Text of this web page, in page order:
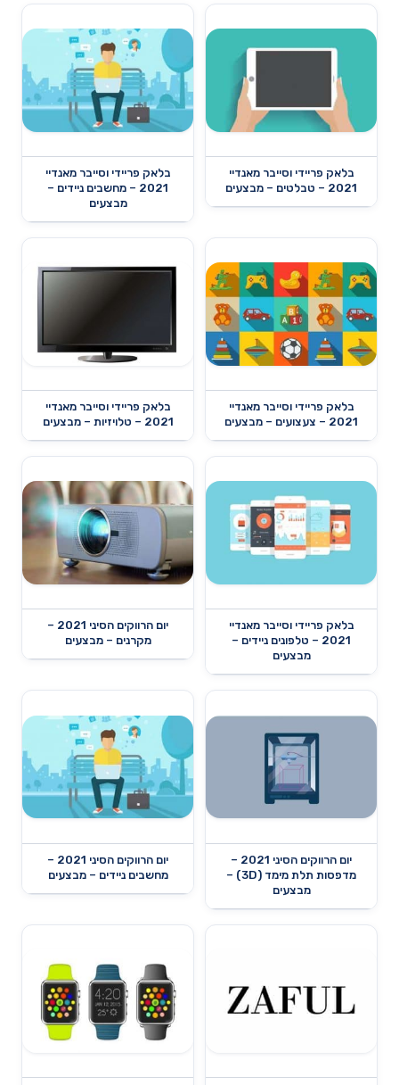
בלאק פריידי וסייבר מאנדיי
2021 – טבלטים – מבצעים
בלאק פריידי וסייבר מאנדיי
2021 – מחשבים ניידים –
מבצעים
בלאק פריידי וסייבר מאנדיי
2021 – צעצועים – מבצעים
בלאק פריידי וסייבר מאנדיי
2021 – טלויזיות – מבצעים
בלאק פריידי וסייבר מאנדיי
2021 – טלפונים ניידים –
מבצעים
יום הרווקים הסיני 2021 –
מקרנים – מבצעים
יום הרווקים הסיני 2021 –
מדפסות תלת מימד (3D) –
מבצעים
יום הרווקים הסיני 2021 –
מחשבים ניידים – מבצעים